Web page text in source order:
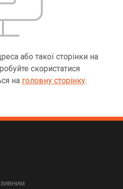
або такої сторінки на
скористатися
на головну сторінку.